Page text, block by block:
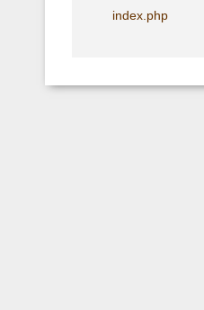
index.php